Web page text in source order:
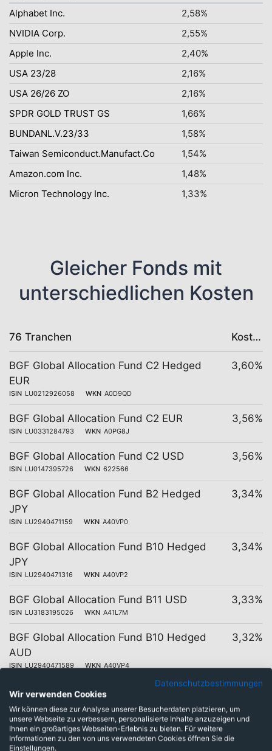
Alphabet Inc.
2,58%
NVIDIA Corp.
2,55%
Apple Inc.
2,40%
USA 23/28
2,16%
USA 26/26 ZO
2,16%
SPDR GOLD TRUST GS
1,66%
BUNDANL.V.23/33
1,58%
Taiwan Semiconduct.Manufact.Co
1,54%
Amazon.com Inc.
1,48%
Micron Technology Inc.
1,33%
Gleicher Fonds mit
unterschiedlichen Kosten
76 Tranchen Kosten
BGF Global Allocation Fund C2 Hedged
EUR
ISIN LU0212926058 WKN A0D9QD
3,60%
BGF Global Allocation Fund C2 EUR
ISIN LU0331284793 WKN A0PG8J
3,56%
BGF Global Allocation Fund C2 USD
ISIN LU0147395726 WKN 622566
3,56%
BGF Global Allocation Fund B2 Hedged
JPY
ISIN LU2940471159 WKN A40VP0
3,34%
BGF Global Allocation Fund B10 Hedged
JPY
ISIN LU2940471316 WKN A40VP2
3,34%
BGF Global Allocation Fund B11 USD
ISIN LU3183195026 WKN A41L7M
3,33%
BGF Global Allocation Fund B10 Hedged
AUD
ISIN LU2940471589 WKN A40VP4
3,32%
BGF Global Allocation Fund B10 USD 3,31%
BGF Global Allocation Fund B11 Hedged
JPY
Datenschutzbestimmungen
Wir verwenden Cookies
Wir können diese zur Analyse unserer Besucherdaten platzieren, um
unsere Webseite zu verbessern, personalisierte Inhalte anzuzeigen und
Ihnen ein großartiges Webseiten-Erlebnis zu bieten. Für weitere
Informationen zu den von uns verwendeten Cookies öffnen Sie die
Einstellungen.